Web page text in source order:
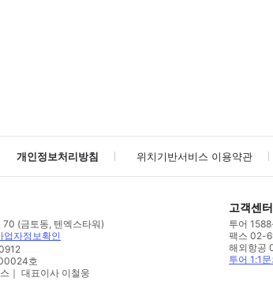
개인정보처리방침 위치기반서비스 이용약관
(금토동, 텐엑스타워)
업자정보확인
호
｜ 대표이사 이철웅
고객센터
투어
팩스 02-
해외항공
투어 1:1문